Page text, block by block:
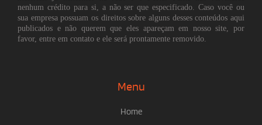
nenhum crédito para si, a não ser que especificado. Caso você ou
sua empresa possuam os direitos sobre alguns desses conteúdos aqui
publicados e não querem que eles apareçam em nosso site, por
favor, entre em contato e ele será prontamente removido.
Menu
Home